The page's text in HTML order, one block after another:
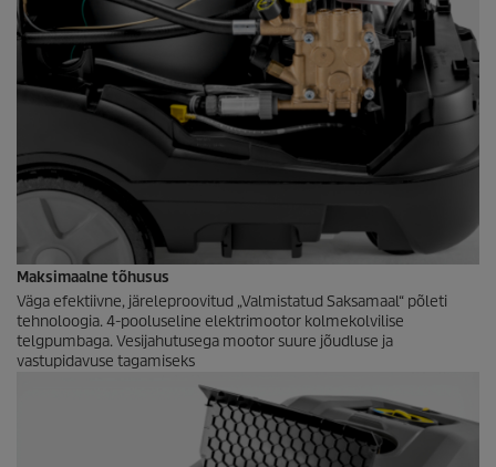
Maksimaalne tõhusus
Väga efektiivne, järeleproovitud „Valmistatud Saksamaal“ põleti
tehnoloogia. 4-pooluseline elektrimootor kolmekolvilise
telgpumbaga. Vesijahutusega mootor suure jõudluse ja
vastupidavuse tagamiseks